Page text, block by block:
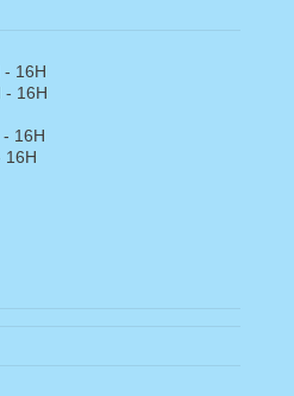
- 16H
- 16H
16H
16H